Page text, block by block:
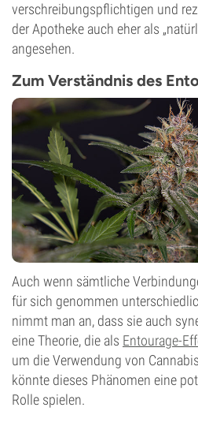
verschreibungspflichtigen und
der Apotheke auch eher als
angesehen.
Zum Verständnis des
Auch wenn sämtliche
für sich genommen
nimmt man an, dass sie auch
eine Theorie, die als Entourage-
um die Verwendung von
könnte dieses Phänomen eine
Rolle spielen.